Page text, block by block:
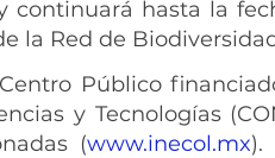
continuará hasta la
la Red de
Público
y Tecnologías
(www.inecol.mx).